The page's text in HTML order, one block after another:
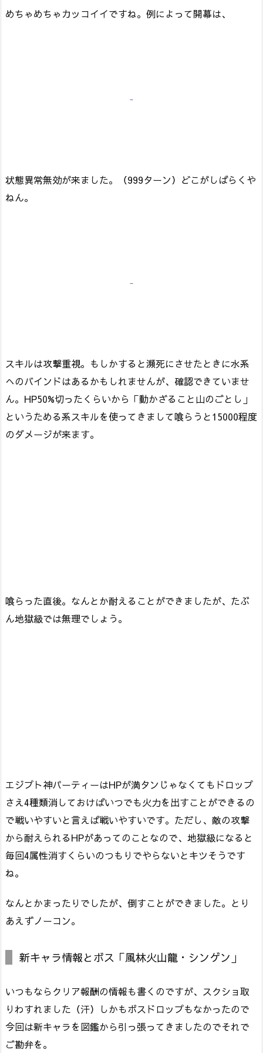
めちゃめちゃカッコイイですね。例によって開幕は、
状態異常無効が来ました。（999ターン）どこがしばらくや
ねん。
スキルは攻撃重視。もしかすると瀕死にさせたときに水系
へのバインドはあるかもしれませんが、確認できていませ
ん。HP50%切ったくらいから「動かざること山のごとし」
というためる系スキルを使ってきまして喰らうと15000程度
のダメージが来ます。
喰らった直後。なんとか耐えることができましたが、たぶ
ん地獄級では無理でしょう。
エジプト神パーティーはHPが満タンじゃなくてもドロップ
さえ4種類消しておけばいつでも火力を出すことができるの
で戦いやすいと言えば戦いやすいです。ただし、敵の攻撃
から耐えられるHPがあってのことなので、地獄級になると
毎回4属性消すくらいのつもりでやらないとキツそうです
ね。
なんとかまったりでしたが、倒すことができました。とり
あえずノーコン。
新キャラ情報とボス「風林火山龍・シンゲン」
いつもならクリア報酬の情報も書くのですが、スクショ取
りわすれました（汗）しかもボスドロップもなかったので
今回は新キャラを図鑑から引っ張ってきましたのでそれで
ご勘弁を。